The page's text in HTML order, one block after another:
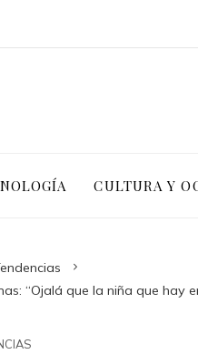
CULTURA Y
“Ojalá que la niña que hay